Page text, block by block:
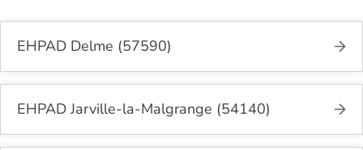
EHPAD Delme (57590)
EHPAD Jarville-la-Malgrange (54140)